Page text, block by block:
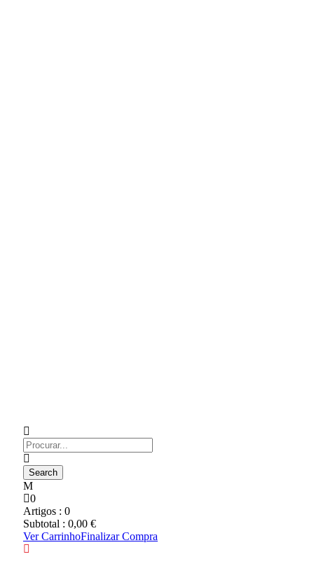
0
Artigos : 0
Subtotal : 0,00 €
Ver CarrinhoFinalizar Compra